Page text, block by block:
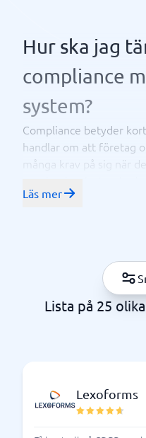
Hur ska jag
compliance
system?
Compliance betyder
handlar om att företag
många krav på sig när
dataskyddsförordningen
Att säkerställa
flesta verksamheter –
komplexa, och
sanktionsavgifter eller
ert arbete och snabbt
enklare att uppfylla
Läs mer
Lista på 25
Lexoforms